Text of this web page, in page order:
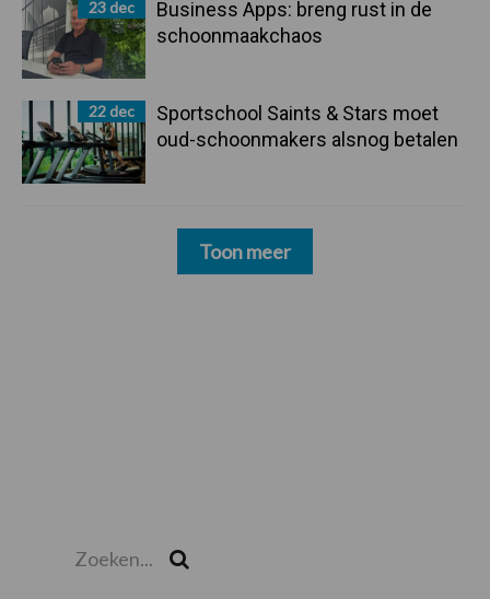
23 dec
Business Apps: breng rust in de
schoonmaakchaos
22 dec
Sportschool Saints & Stars moet
oud-schoonmakers alsnog betalen
Toon meer